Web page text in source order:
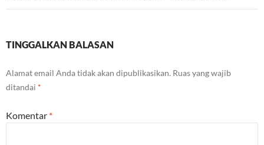
TINGGALKAN BALASAN
Alamat email Anda tidak akan dipublikasikan. Ruas yang wajib
ditandai *
Komentar *